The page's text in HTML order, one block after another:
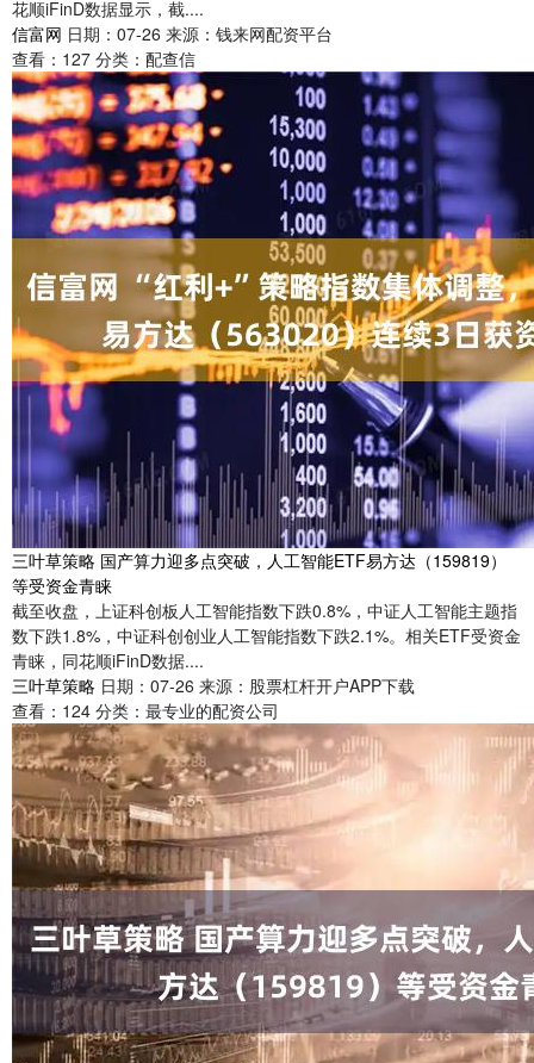
花顺iFinD数据显示，截....
信富网 日期：07-26 来源：钱来网配资平台
查看： 127 分类： 配查信
三叶草策略 国产算力迎多点突破，人工智能ETF易方达（159819）
等受资金青睐
截至收盘，上证科创板人工智能指数下跌0.8%，中证人工智能主题指
数下跌1.8%，中证科创创业人工智能指数下跌2.1%。相关ETF受资金
青睐，同花顺iFinD数据....
三叶草策略 日期：07-26 来源：股票杠杆开户APP下载
查看： 124 分类： 最专业的配资公司